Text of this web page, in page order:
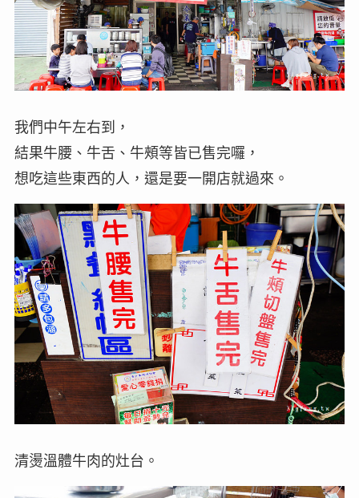
我們中午左右到，
結果牛腰、牛舌、牛頰等皆已售完囉，
想吃這些東西的人，還是要一開店就過來。
清燙溫體牛肉的灶台。